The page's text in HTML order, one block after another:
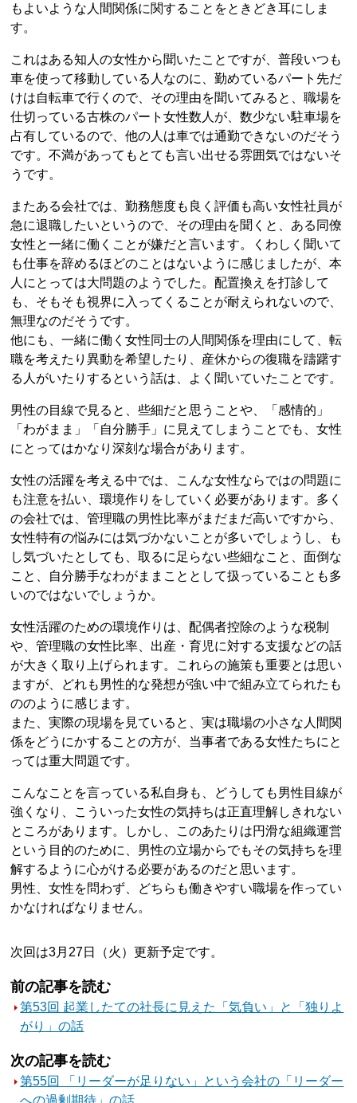
もよいような人間関係に関することをときどき耳にしま
す。
これはある知人の女性から聞いたことですが、普段いつも
車を使って移動している人なのに、勤めているパート先だ
けは自転車で行くので、その理由を聞いてみると、職場を
仕切っている古株のパート女性数人が、数少ない駐車場を
占有しているので、他の人は車では通勤できないのだそう
です。不満があってもとても言い出せる雰囲気ではないそ
うです。
またある会社では、勤務態度も良く評価も高い女性社員が
急に退職したいというので、その理由を聞くと、ある同僚
女性と一緒に働くことが嫌だと言います。くわしく聞いて
も仕事を辞めるほどのことはないように感じましたが、本
人にとっては大問題のようでした。配置換えを打診して
も、そもそも視界に入ってくることが耐えられないので、
無理なのだそうです。
他にも、一緒に働く女性同士の人間関係を理由にして、転
職を考えたり異動を希望したり、産休からの復職を躊躇す
る人がいたりするという話は、よく聞いていたことです。
男性の目線で見ると、些細だと思うことや、「感情的」
「わがまま」「自分勝手」に見えてしまうことでも、女性
にとってはかなり深刻な場合があります。
女性の活躍を考える中では、こんな女性ならではの問題に
も注意を払い、環境作りをしていく必要があります。多く
の会社では、管理職の男性比率がまだまだ高いですから、
女性特有の悩みには気づかないことが多いでしょうし、も
し気づいたとしても、取るに足らない些細なこと、面倒な
こと、自分勝手なわがままこととして扱っていることも多
いのではないでしょうか。
女性活躍のための環境作りは、配偶者控除のような税制
や、管理職の女性比率、出産・育児に対する支援などの話
が大きく取り上げられます。これらの施策も重要とは思い
ますが、どれも男性的な発想が強い中で組み立てられたも
ののように感じます。
また、実際の現場を見ていると、実は職場の小さな人間関
係をどうにかすることの方が、当事者である女性たちにと
っては重大問題です。
こんなことを言っている私自身も、どうしても男性目線が
強くなり、こういった女性の気持ちは正直理解しきれない
ところがあります。しかし、このあたりは円滑な組織運営
という目的のために、男性の立場からでもその気持ちを理
解するように心がける必要があるのだと思います。
男性、女性を問わず、どちらも働きやすい職場を作ってい
かなければなりません。
次回は3月27日（火）更新予定です。
前の記事を読む
第53回 起業したての社長に見えた「気負い」と「独りよ
がり」の話
次の記事を読む
第55回 「リーダーが足りない」という会社の「リーダー
への過剰期待」の話